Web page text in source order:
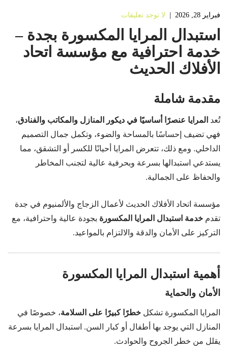
فبراير 28, 2026 لا توجد تعليقات
استبدال المرايا المكسورة بجدة –
خدمة احترافية مع مؤسسة اتحاد
الأفلاك الحديث
مقدمة شاملة
تُعد المرايا عنصرًا أساسيًا في ديكور المنازل والمكاتب والفنادق،
فهي تضيف إحساسًا بالمساحة والضوء، وتكمل جمال التصميم
الداخلي. ومع ذلك، تتعرض المرايا أحيانًا للكسر أو التشقق، مما
يستدعي استبدالها بسرعة وبحرفية عالية لتجنب المخاطر
والحفاظ على الجمالية.
مؤسسة اتحاد الأفلاك الحديث لأعمال الزجاج والألمنيوم في جدة
تقدم خدمة استبدال المرايا المكسورة بجودة عالية واحترافية، مع
التركيز على الأمان والدقة والالتزام بالمواعيد.
أهمية استبدال المرايا المكسورة
الأمان والحماية
المرايا المكسورة تشكل خطرًا كبيرًا على السلامة، خصوصًا في
المنازل التي يوجد بها أطفال أو كبار السن. استبدال المرايا بسرعة
يقلل من خطر الجروح والحوادث.